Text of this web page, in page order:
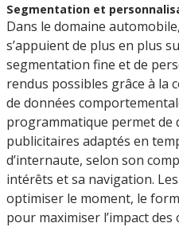
Segmentation et
Dans le domaine
s’appuient de plus en plus
segmentation fine et de
rendus possibles grâce à la
de données
programmatique permet de
publicitaires adaptés en
d’internaute, selon son
intérêts et sa navigation.
optimiser le moment, le
pour maximiser l’impact des